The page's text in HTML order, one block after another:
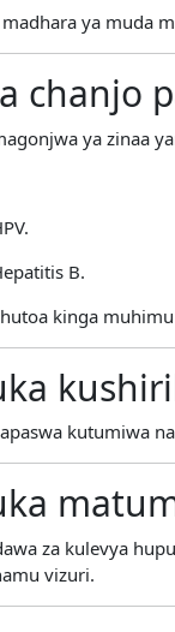
ya muda
chanjo
ya zinaa
B.
kinga
kutumiwa
za kulevya
vizuri.